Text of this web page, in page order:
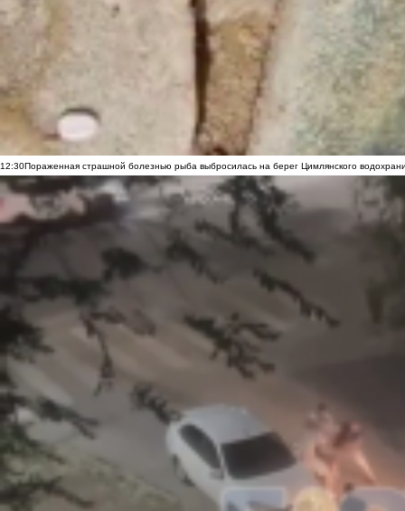
12:30Пораженная страшной болезнью рыба выбросилась на берег Цимлянского